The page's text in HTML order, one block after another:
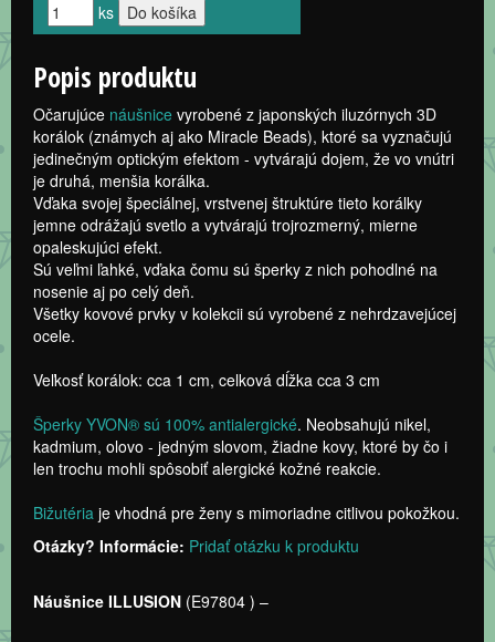
ks
Popis produktu
Očarujúce náušnice vyrobené z japonských iluzórnych 3D
korálok (známych aj ako Miracle Beads), ktoré sa vyznačujú
jedinečným optickým efektom - vytvárajú dojem, že vo vnútri
je druhá, menšia korálka.
Vďaka svojej špeciálnej, vrstvenej štruktúre tieto korálky
jemne odrážajú svetlo a vytvárajú trojrozmerný, mierne
opaleskujúci efekt.
Sú veľmi ľahké, vďaka čomu sú šperky z nich pohodlné na
nosenie aj po celý deň.
Všetky kovové prvky v kolekcii sú vyrobené z nehrdzavejúcej
ocele.
Veľkosť korálok: cca 1 cm, celková dĺžka cca 3 cm
Šperky YVON® sú 100% antialergické. Neobsahujú nikel,
kadmium, olovo - jedným slovom, žiadne kovy, ktoré by čo i
len trochu mohli spôsobiť alergické kožné reakcie.
Bižutéria je vhodná pre ženy s mimoriadne citlivou pokožkou.
Otázky? Informácie: Pridať otázku k produktu
Náušnice ILLUSION (E97804 ) –